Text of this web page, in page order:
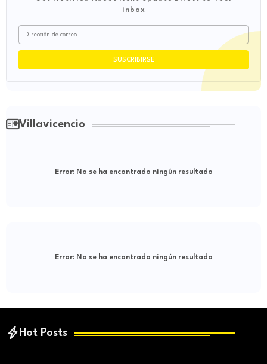
inbox
Villavicencio
Error:No se ha encontrado ningún resultado
Error:No se ha encontrado ningún resultado
Hot Posts